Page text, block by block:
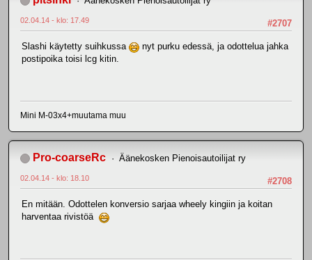
#2707
02.04.14 - klo: 17.49
Slashi käytetty suihkussa
nyt purku edessä, ja odottelua jahka
postipoika toisi lcg kitin.
Mini M-03x4+muutama muu
Pro-coarseRc Äänekosken Pienoisautoilijat ry
#2708
02.04.14 - klo: 18.10
En mitään. Odottelen konversio sarjaa wheely kingiin ja koitan
harventaa rivistöä